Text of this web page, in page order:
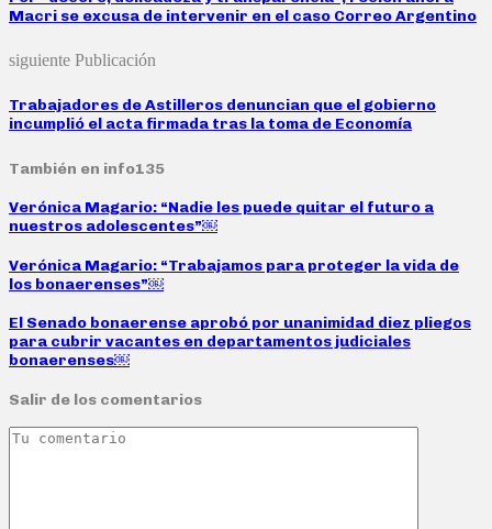
Macri se excusa de intervenir en el caso Correo Argentino
siguiente Publicación
Trabajadores de Astilleros denuncian que el gobierno
incumplió el acta firmada tras la toma de Economía
También en info135
Verónica Magario: “Nadie les puede quitar el futuro a
nuestros adolescentes”￼
Verónica Magario: “Trabajamos para proteger la vida de
los bonaerenses”￼
El Senado bonaerense aprobó por unanimidad diez pliegos
para cubrir vacantes en departamentos judiciales
bonaerenses￼
Salir de los comentarios